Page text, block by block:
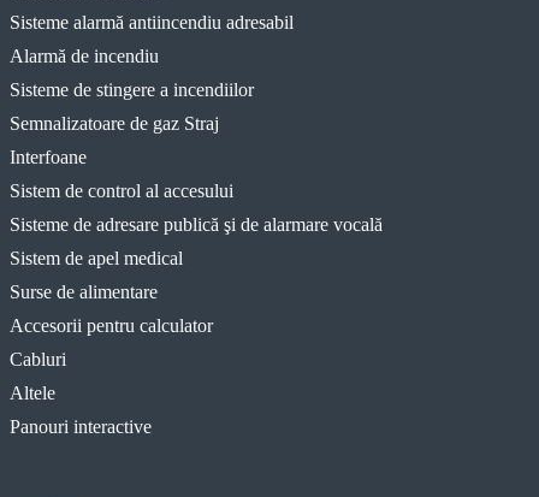
Sisteme alarmă antiincendiu adresabil
Alarmă de incendiu
Sisteme de stingere a incendiilor
Semnalizatoare de gaz Straj
Interfoane
Sistem de control al accesului
Sisteme de adresare publică şi de alarmare vocală
Sistem de apel medical
Surse de alimentare
Accesorii pentru calculator
Cabluri
Altele
Panouri interactive